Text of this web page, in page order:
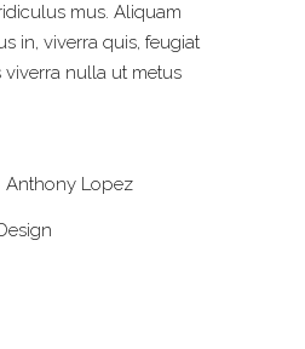
mus. Aliquam
in, viverra quis, feugiat
viverra nulla ut metus
Anthony Lopez